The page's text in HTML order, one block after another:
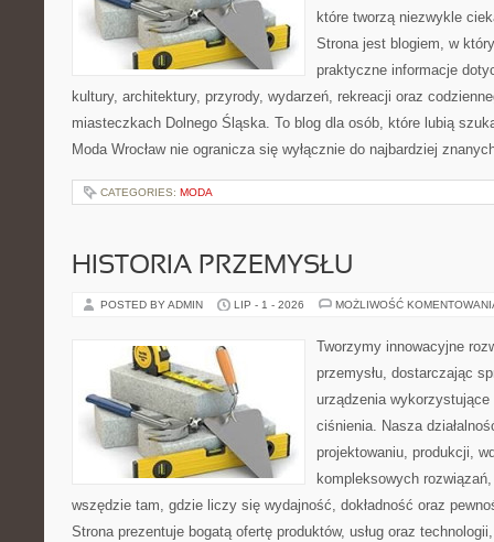
które tworzą niezwykle
Strona jest blogiem, w
praktyczne informacje
kultury, architektury, przyrody, wydarzeń, rekreacji oraz
miasteczkach Dolnego Śląska. To blog dla osób, które lubią
Moda Wrocław nie ogranicza się wyłącznie do najbardziej
CATEGORIES: MODA
HISTORIA PRZEMYSŁU
POSTED BY ADMIN LIP - 1 - 2026 MOŻLIWOŚĆ
Tworzymy innowacyjne
przemysłu, dostarczając
urządzenia
ciśnienia. Nasza
projektowaniu, produkcji,
kompleksowych
wszędzie tam, gdzie liczy się wydajność, dokładność oraz
Strona prezentuje bogatą ofertę produktów, usług oraz